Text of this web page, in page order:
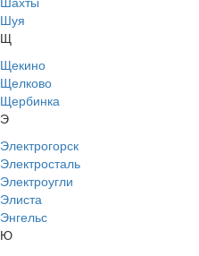
Шуя
Щ
Щекино
Щелково
Щербинка
Э
Электрогорск
Электросталь
Электроугли
Элиста
Энгельс
Ю